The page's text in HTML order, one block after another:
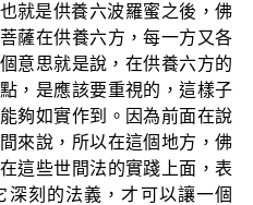
就是供養六波羅蜜之後，佛
薩在供養六方，每一方又各
意思就是說，在供養六方的
，是應該要重視的，這樣子
夠如實作到。因為前面在說
來說，所以在這個地方，佛
這些世間法的實踐上面，表
深刻的法義，才可以讓一個